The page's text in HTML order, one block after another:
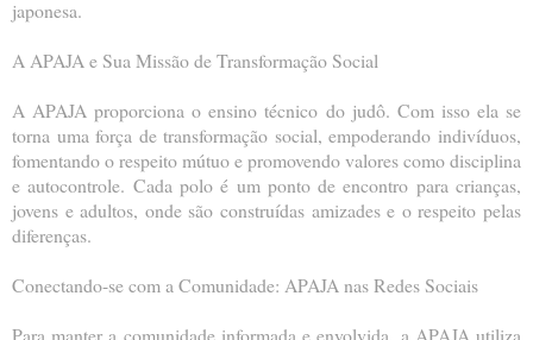
japonesa.
A APAJA e Sua Missão de Transformação Social
A APAJA proporciona o ensino técnico do judô. Com isso ela se
torna uma força de transformação social, empoderando indivíduos,
fomentando o respeito mútuo e promovendo valores como disciplina
e autocontrole. Cada polo é um ponto de encontro para crianças,
jovens e adultos, onde são construídas amizades e o respeito pelas
diferenças.
Conectando-se com a Comunidade: APAJA nas Redes Sociais
Para manter a comunidade informada e envolvida, a APAJA utiliza